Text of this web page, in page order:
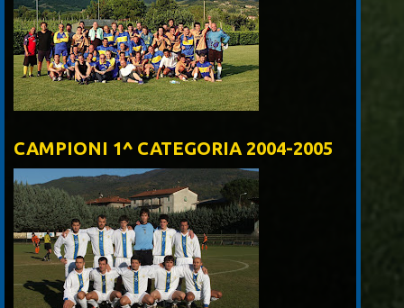
CAMPIONI 1^ CATEGORIA 2004-2005